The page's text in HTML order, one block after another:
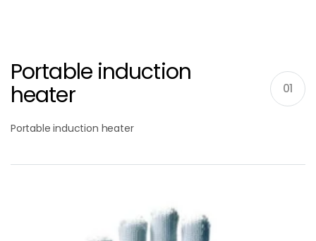
Portable induction
heater 01
Portable induction heater